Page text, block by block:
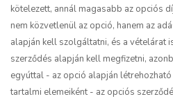
kötelezett, annál magasabb az opciós
nem közvetlenül az opció, hanem az
alapján kell szolgáltatni, és a vételárat
szerződés alapján kell megfizetni,
egyúttal - az opció alapján
tartalmi elemeiként - az opciós